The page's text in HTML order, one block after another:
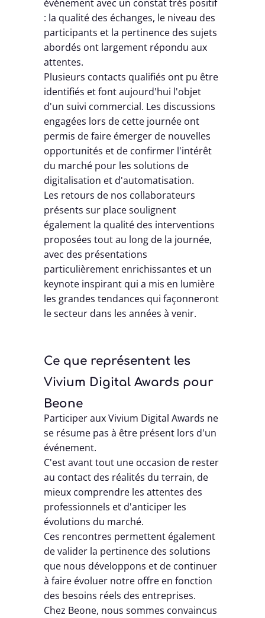
événement avec un constat très positif
: la qualité des échanges, le niveau des
participants et la pertinence des sujets
abordés ont largement répondu aux
attentes.
Plusieurs contacts qualifiés ont pu être
identifiés et font aujourd'hui l'objet
d'un suivi commercial. Les discussions
engagées lors de cette journée ont
permis de faire émerger de nouvelles
opportunités et de confirmer l'intérêt
du marché pour les solutions de
digitalisation et d'automatisation.
Les retours de nos collaborateurs
présents sur place soulignent
également la qualité des interventions
proposées tout au long de la journée,
avec des présentations
particulièrement enrichissantes et un
keynote inspirant qui a mis en lumière
les grandes tendances qui façonneront
le secteur dans les années à venir.
Ce que représentent les
Vivium Digital Awards pour
Beone
Participer aux Vivium Digital Awards ne
se résume pas à être présent lors d'un
événement.
C'est avant tout une occasion de rester
au contact des réalités du terrain, de
mieux comprendre les attentes des
professionnels et d'anticiper les
évolutions du marché.
Ces rencontres permettent également
de valider la pertinence des solutions
que nous développons et de continuer
à faire évoluer notre offre en fonction
des besoins réels des entreprises.
Chez Beone, nous sommes convaincus